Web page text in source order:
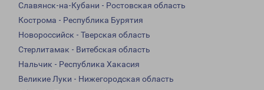
Славянск-на-Кубани - Ростовская область
Кострома - Республика Бурятия
Новороссийск - Тверская область
Стерлитамак - Витебская область
Нальчик - Республика Хакасия
Великие Луки - Нижегородская область